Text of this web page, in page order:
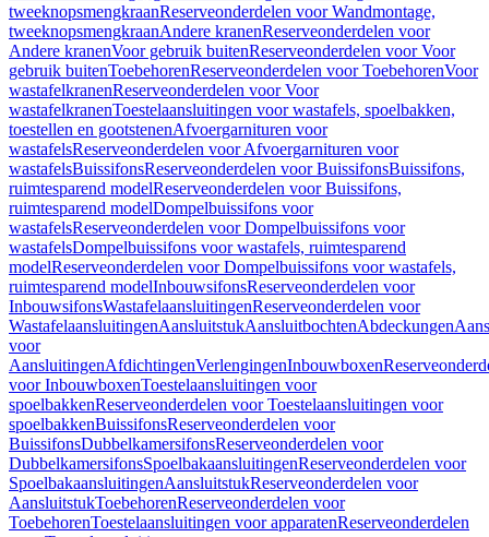
tweeknopsmengkraanReserveonderdelen voor Wandmontage,
tweeknopsmengkraanAndere kranenReserveonderdelen voor
Andere kranenVoor gebruik buitenReserveonderdelen voor Voor
gebruik buitenToebehorenReserveonderdelen voor ToebehorenVoor
wastafelkranenReserveonderdelen voor Voor
wastafelkranenToestelaansluitingen voor wastafels, spoelbakken,
toestellen en gootstenenAfvoergarnituren voor
wastafelsReserveonderdelen voor Afvoergarnituren voor
wastafelsBuissifonsReserveonderdelen voor BuissifonsBuissifons,
ruimtesparend modelReserveonderdelen voor Buissifons,
ruimtesparend modelDompelbuissifons voor
wastafelsReserveonderdelen voor Dompelbuissifons voor
wastafelsDompelbuissifons voor wastafels, ruimtesparend
modelReserveonderdelen voor Dompelbuissifons voor wastafels,
ruimtesparend modelInbouwsifonsReserveonderdelen voor
InbouwsifonsWastafelaansluitingenReserveonderdelen voor
WastafelaansluitingenAansluitstukAansluitbochtenAbdeckungen
voor
AansluitingenAfdichtingenVerlengingenInbouwboxen
voor InbouwboxenToestelaansluitingen voor
spoelbakkenReserveonderdelen voor Toestelaansluitingen voor
spoelbakkenBuissifonsReserveonderdelen voor
BuissifonsDubbelkamersifonsReserveonderdelen voor
DubbelkamersifonsSpoelbakaansluitingenReserveonderdelen voor
SpoelbakaansluitingenAansluitstukReserveonderdelen voor
AansluitstukToebehorenReserveonderdelen voor
ToebehorenToestelaansluitingen voor apparatenReserveonderdelen